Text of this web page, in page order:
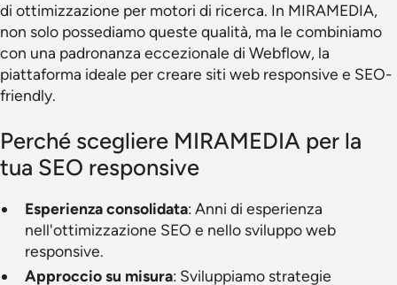
di ottimizzazione per motori di ricerca. In MIRAMEDIA,
non solo possediamo queste qualità, ma le combiniamo
con una padronanza eccezionale di Webflow, la
piattaforma ideale per creare siti web responsive e SEO-
friendly.
Perché scegliere MIRAMEDIA per la
tua SEO responsive
Esperienza consolidata: Anni di esperienza
nell'ottimizzazione SEO e nello sviluppo web
responsive.
Approccio su misura: Sviluppiamo strategie